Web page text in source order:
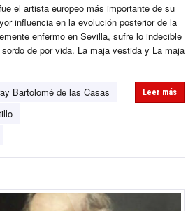
el artista europeo más importante de su
influencia en la evolución posterior de la
enfermo en Sevilla, sufre lo indecible
de por vida. La maja vestida y La maja
Bartolomé de las Casas
Leer más